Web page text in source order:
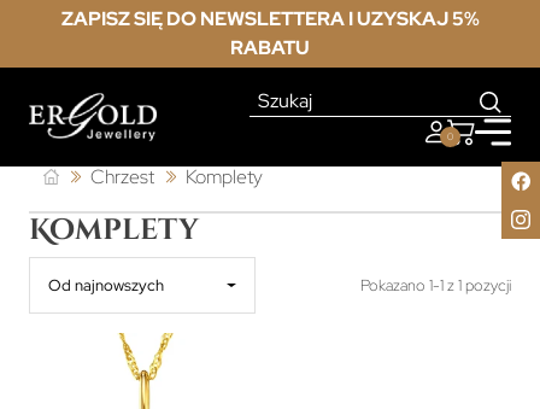
ZAPISZ SIĘ DO NEWSLETTERA I UZYSKAJ 5%
RABATU
0
Chrzest Komplety
Komplety
Od najnowszych Pokazano 1-1 z 1 pozycji